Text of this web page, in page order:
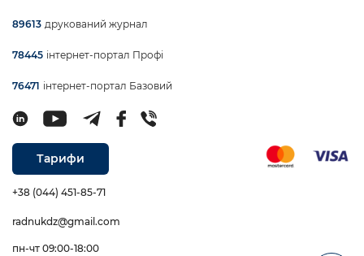
89613 друкований журнал
78445 інтернет-портал Профі
76471 інтернет-портал Базовий
Тарифи
+38 (044) 451-85-71
radnukdz@gmail.com
пн-чт 09:00-18:00